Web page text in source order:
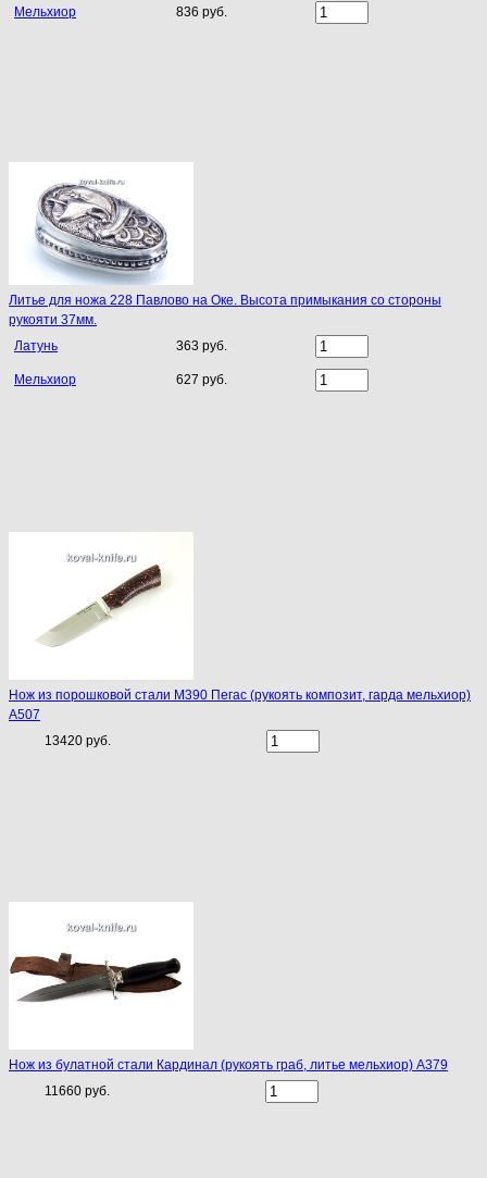
Мельхиор 836 руб.
Литье для ножа 228 Павлово на Оке. Высота примыкания со стороны
рукояти 37мм.
Латунь
363 руб.
Мельхиор 627 руб.
Нож из порошковой стали М390 Пегас (рукоять композит, гарда мельхиор)
A507
13420 руб.
Нож из булатной стали Кардинал (рукоять граб, литье мельхиор) A379
11660 руб.